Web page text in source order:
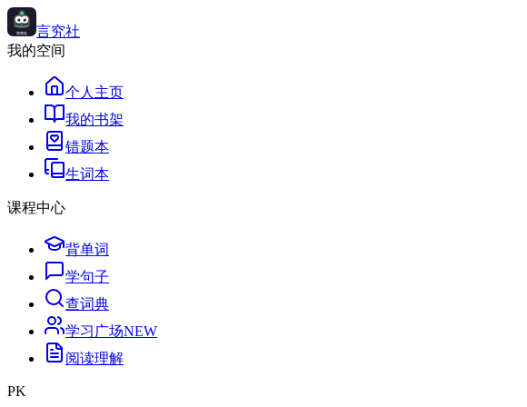
言究社
我的空间
个人主页
我的书架
错题本
生词本
课程中心
背单词
学句子
查词典
学习广场NEW
阅读理解
PK